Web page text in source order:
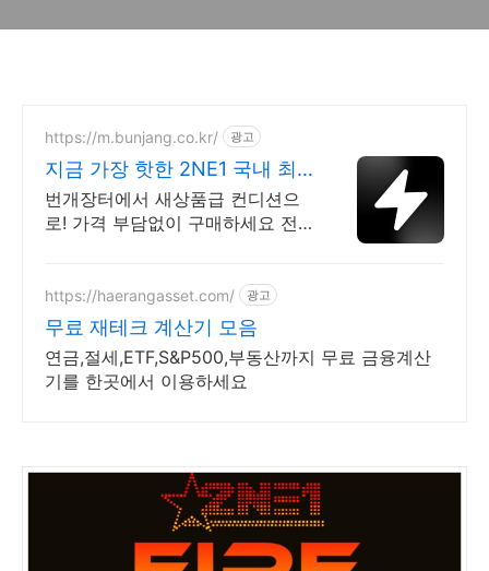
https://m.bunjang.co.kr/ 광고
지금 가장 핫한 2NE1 국내 최
대 브랜드 중고거래
번개장터에서 새상품급 컨디션으
로! 가격 부담없이 구매하세요 전
품 업로드
https://haerangasset.com/ 광고
무료 재테크 계산기 모음
연금,절세,ETF,S&P500,부동산까지 무료 금융계산
기를 한곳에서 이용하세요